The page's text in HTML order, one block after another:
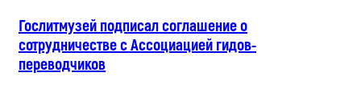
Гослитмузей подписал соглашение о
сотрудничестве с Ассоциацией гидов-
переводчиков